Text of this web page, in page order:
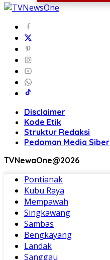
Disclaimer
Kode Etik
Struktur Redaksi
Pedoman Media Siber
TVNewaOne@2026
Pontianak
Kubu Raya
Mempawah
Singkawang
Sambas
Bengkayang
Landak
Sanggau